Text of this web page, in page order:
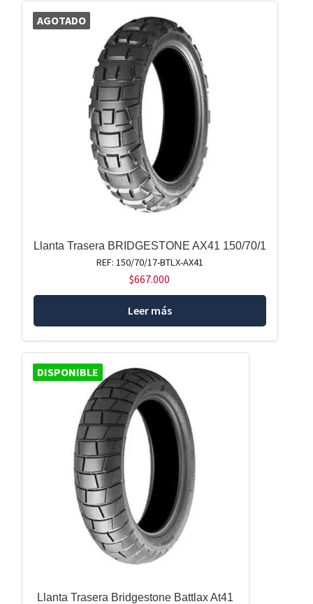
AGOTADO
Llanta Trasera BRIDGESTONE AX41 150/70/1
REF: 150/70/17-BTLX-AX41
$667.000
Leer más
DISPONIBLE
Llanta Trasera Bridgestone Battlax At41